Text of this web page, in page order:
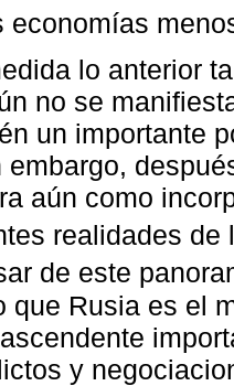
economías
lo anterior
no se
un importante
embargo,
aún como
realidades de
de este
que Rusia es el
y